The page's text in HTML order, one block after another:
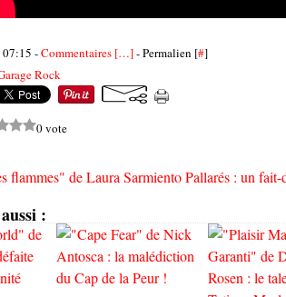
07:15 -Commentaires […]- Permalien [#]
Rock
0 vote
: